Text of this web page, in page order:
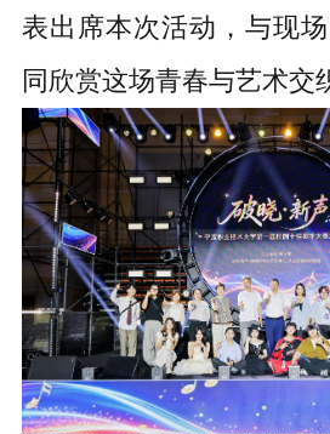
表出席本次活动，与现
同欣赏这场青春与艺术交